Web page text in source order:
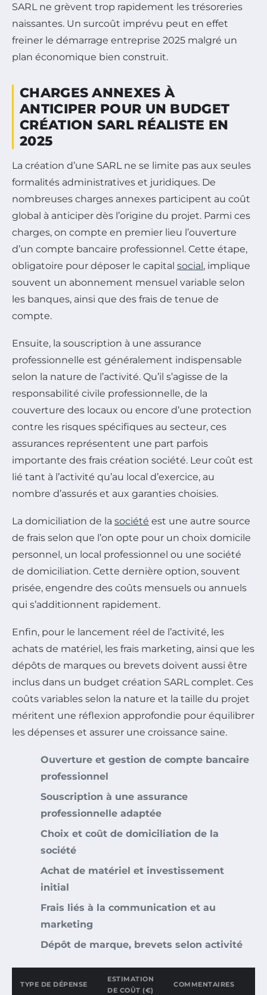
SARL ne grèvent trop rapidement les trésoreries
naissantes. Un surcoût imprévu peut en effet
freiner le démarrage entreprise 2025 malgré un
plan économique bien construit.
CHARGES ANNEXES À
ANTICIPER POUR UN BUDGET
CRÉATION SARL RÉALISTE EN
2025
La création d’une SARL ne se limite pas aux seules
formalités administratives et juridiques. De
nombreuses charges annexes participent au coût
global à anticiper dès l’origine du projet. Parmi ces
charges, on compte en premier lieu l’ouverture
d’un compte bancaire professionnel. Cette étape,
obligatoire pour déposer le capital social, implique
souvent un abonnement mensuel variable selon
les banques, ainsi que des frais de tenue de
compte.
Ensuite, la souscription à une assurance
professionnelle est généralement indispensable
selon la nature de l’activité. Qu’il s’agisse de la
responsabilité civile professionnelle, de la
couverture des locaux ou encore d’une protection
contre les risques spécifiques au secteur, ces
assurances représentent une part parfois
importante des frais création société. Leur coût est
lié tant à l’activité qu’au local d’exercice, au
nombre d’assurés et aux garanties choisies.
La domiciliation de la société est une autre source
de frais selon que l’on opte pour un choix domicile
personnel, un local professionnel ou une société
de domiciliation. Cette dernière option, souvent
prisée, engendre des coûts mensuels ou annuels
qui s’additionnent rapidement.
Enfin, pour le lancement réel de l’activité, les
achats de matériel, les frais marketing, ainsi que les
dépôts de marques ou brevets doivent aussi être
inclus dans un budget création SARL complet. Ces
coûts variables selon la nature et la taille du projet
méritent une réflexion approfondie pour équilibrer
les dépenses et assurer une croissance saine.
Ouverture et gestion de compte bancaire
professionnel
Souscription à une assurance
professionnelle adaptée
Choix et coût de domiciliation de la
société
Achat de matériel et investissement
initial
Frais liés à la communication et au
marketing
Dépôt de marque, brevets selon activité
TYPE DE DÉPENSE
ESTIMATION
DE COÛT (€)
COMMENTAIRES